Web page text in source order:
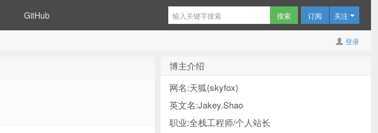
GitHub 订阅 关注
登录
博主介绍
网名:天狐(skyfox)
英文名:Jakey.Shao
职业:全栈工程师/个人站长